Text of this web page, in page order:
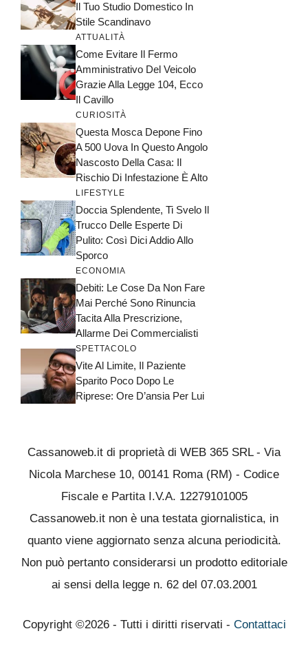
Il Tuo Studio Domestico In
Stile Scandinavo
ATTUALITÀ
Come Evitare Il Fermo
Amministrativo Del Veicolo
Grazie Alla Legge 104, Ecco
Il Cavillo
CURIOSITÀ
Questa Mosca Depone Fino
A 500 Uova In Questo Angolo
Nascosto Della Casa: Il
Rischio Di Infestazione È Alto
LIFESTYLE
Doccia Splendente, Ti Svelo Il
Trucco Delle Esperte Di
Pulito: Così Dici Addio Allo
Sporco
ECONOMIA
Debiti: Le Cose Da Non Fare
Mai Perché Sono Rinuncia
Tacita Alla Prescrizione,
Allarme Dei Commercialisti
SPETTACOLO
Vite Al Limite, Il Paziente
Sparito Poco Dopo Le
Riprese: Ore D’ansia Per Lui
Cassanoweb.it di proprietà di WEB 365 SRL - Via
Nicola Marchese 10, 00141 Roma (RM) - Codice
Fiscale e Partita I.V.A. 12279101005
Cassanoweb.it non è una testata giornalistica, in
quanto viene aggiornato senza alcuna periodicità.
Non può pertanto considerarsi un prodotto editoriale
ai sensi della legge n. 62 del 07.03.2001
Copyright ©2026 - Tutti i diritti riservati - Contattaci